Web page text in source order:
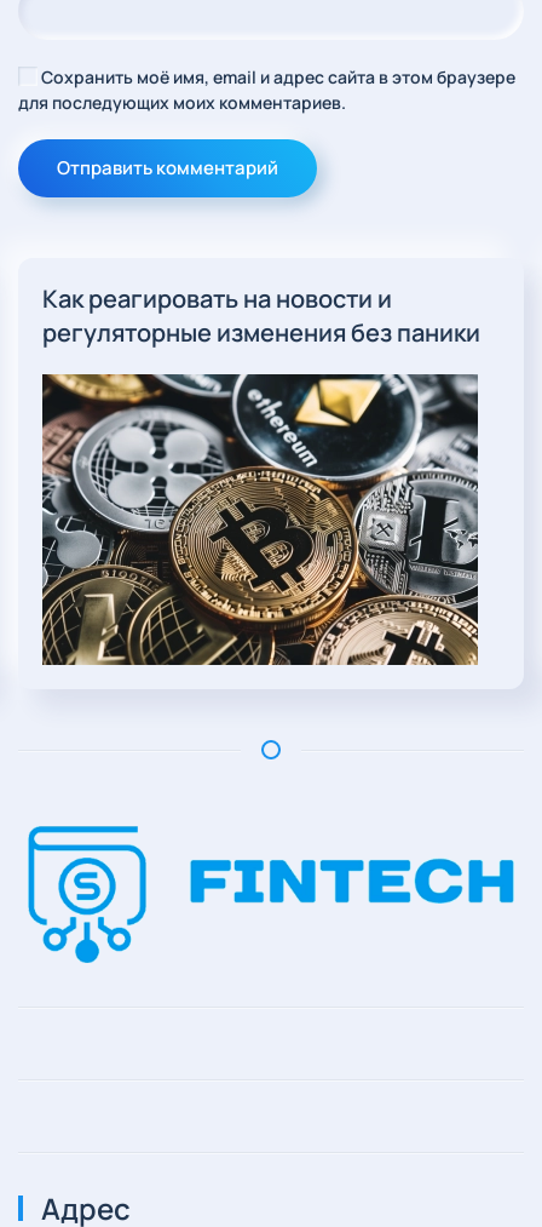
Сохранить моё имя, email и адрес сайта в этом браузере
для последующих моих комментариев.
Отправить комментарий
Как реагировать на новости и
регуляторные изменения без паники
Адрес